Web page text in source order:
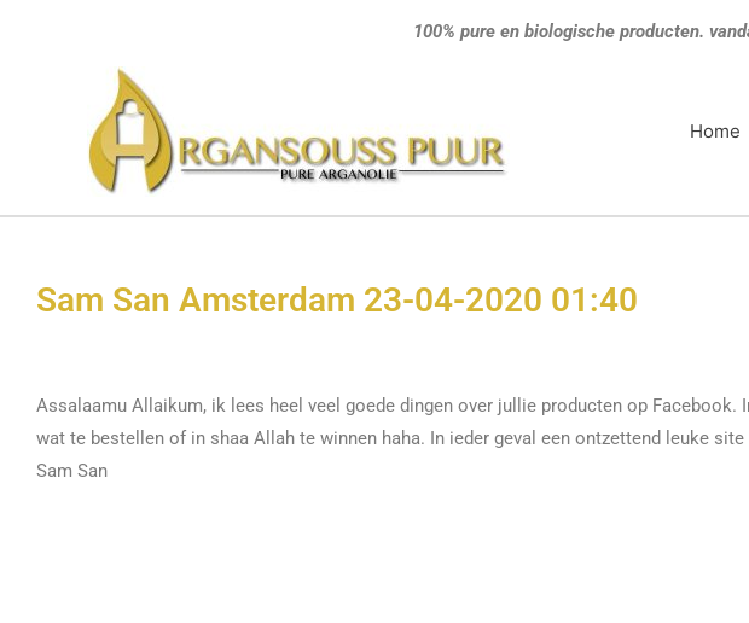
100% pure en biologische producten.
Home
Sam San Amsterdam 23-04-2020 01:40
Assalaamu Allaikum, ik lees heel veel goede dingen over jullie producten op Facebook.
wat te bestellen of in shaa Allah te winnen haha. In ieder geval een ontzettend leuke
Sam San